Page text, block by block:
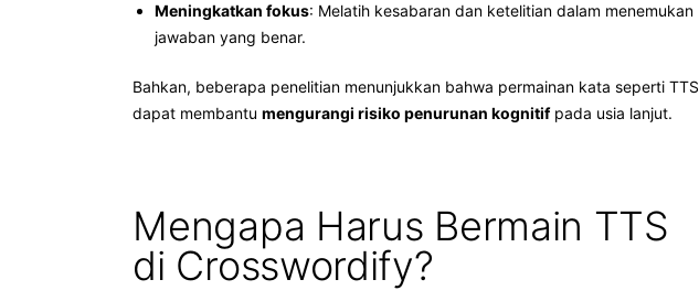
Meningkatkan fokus: Melatih kesabaran dan ketelitian dalam menemukan
jawaban yang benar.
Bahkan, beberapa penelitian menunjukkan bahwa permainan kata seperti TTS
dapat membantumengurangi risiko penurunan kognitifpada usia lanjut.
Mengapa Harus Bermain TTS
di Crosswordify?